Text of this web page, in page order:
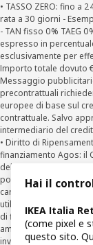
• TASSO ZERO: fino
rata a 30 giorni -
- TAN fisso 0% TAEG
espresso in
esclusivamente per
Importo totale dovuto
Messaggio
precontrattuali
europee di base sul
contrattuale. Salvo
intermediario del
• Diritto di
finanziamento Agos: il
della prima rata
posta elettronica (
cartacea (Viale Fulvio
utilizzando la
di finanziamento
ammortamento, la
inviata, con le
Hai il
IKEA Italia
(come pixel e
questo sito.